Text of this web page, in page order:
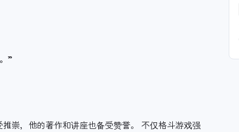
”
崇，他的著作和讲座也备受赞誉。 不仅格斗游戏强